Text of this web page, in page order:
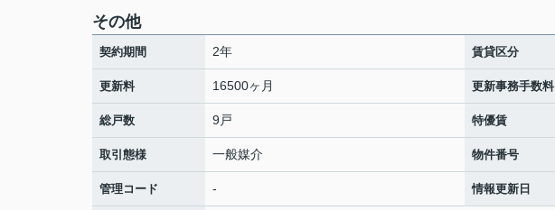
その他
契約期間 2年 賃貸区分
更新料 16500ヶ月 更新事務手数料
総戸数 9戸 特優賃
取引態様 一般媒介 物件番号
管理コード - 情報更新日